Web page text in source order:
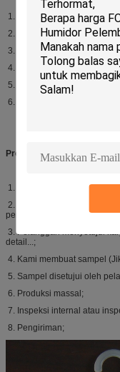
1. Gaya tas (tunjukkan
2. Material dan ketebalan;
3. Ukuran;
4. Pencetakan (desain);
5. Kuantitas;
6. Detail atau aksesori lain
Proses produksi:
1. Pelanggan memberikan
2. Kami mengirimkan
persetujuan;
3. Pelanggan menyetujui
detail...;
4. Kami membuat sampel
5. Sampel disetujui oleh
6. Produksi massal;
7. Inspeksi internal atau
8. Pengiriman;